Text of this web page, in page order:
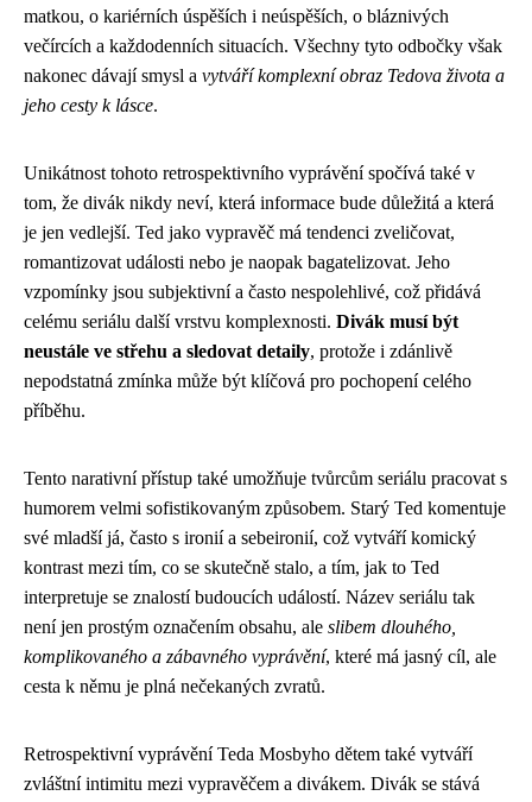
matkou, o kariérních úspěších i neúspěších, o bláznivých
večírcích a každodenních situacích. Všechny tyto odbočky však
nakonec dávají smysl a vytváří komplexní obraz Tedova života a
jeho cesty k lásce.
Unikátnost tohoto retrospektivního vyprávění spočívá také v
tom, že divák nikdy neví, která informace bude důležitá a která
je jen vedlejší. Ted jako vypravěč má tendenci zveličovat,
romantizovat události nebo je naopak bagatelizovat. Jeho
vzpomínky jsou subjektivní a často nespolehlivé, což přidává
celému seriálu další vrstvu komplexnosti. Divák musí být
neustále ve střehu a sledovat detaily, protože i zdánlivě
nepodstatná zmínka může být klíčová pro pochopení celého
příběhu.
Tento narativní přístup také umožňuje tvůrcům seriálu pracovat s
humorem velmi sofistikovaným způsobem. Starý Ted komentuje
své mladší já, často s ironií a sebeironií, což vytváří komický
kontrast mezi tím, co se skutečně stalo, a tím, jak to Ted
interpretuje se znalostí budoucích událostí. Název seriálu tak
není jen prostým označením obsahu, ale slibem dlouhého,
komplikovaného a zábavného vyprávění, které má jasný cíl, ale
cesta k němu je plná nečekaných zvratů.
Retrospektivní vyprávění Teda Mosbyho dětem také vytváří
zvláštní intimitu mezi vypravěčem a divákem. Divák se stává